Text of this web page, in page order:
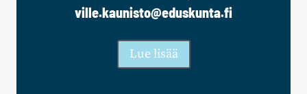
ville.kaunisto@eduskunta.fi
Lue lisää